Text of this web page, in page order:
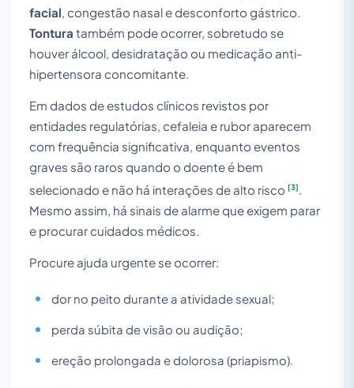
facial , congestão nasal e desconforto gástrico.
Tontura também pode ocorrer, sobretudo se
houver álcool, desidratação ou medicação anti-
hipertensora concomitante.
Em dados de estudos clínicos revistos por
entidades regulatórias, cefaleia e rubor aparecem
com frequência significativa, enquanto eventos
graves são raros quando o doente é bem
selecionado e não há interações de alto risco [3]
Mesmo assim, há sinais de alarme que exigem parar
e procurar cuidados médicos.
Procure ajuda urgente se ocorrer:
dor no peito durante a atividade sexual;
perda súbita de visão ou audição;
ereção prolongada e dolorosa (priapismo).